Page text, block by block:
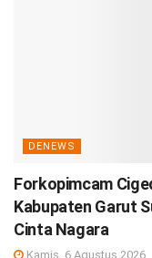
DENEWS
Forkopimcam
Kabupaten Garut
Cinta Nagara
Kamis, 6 Agustus 2026